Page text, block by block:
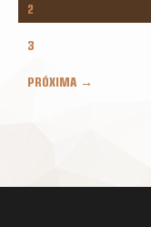
2
3
PRÓXIMA →